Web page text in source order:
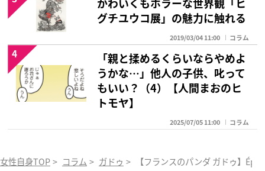
かわいくもホラーな世界観「ヒ
グチユウコ展」の魅力に触れる
2019/03/04 11:00 コラム
「親と揉めるくらいならやめよ
うかな…」他人の子供、叱って
もいい？（4）【人間まおのヒ
トモヤ】
2025/07/05 11:00 コラム
4
女性自身TOP > コラム > ガドゥ > 【フランスのパンダ ガドゥ】